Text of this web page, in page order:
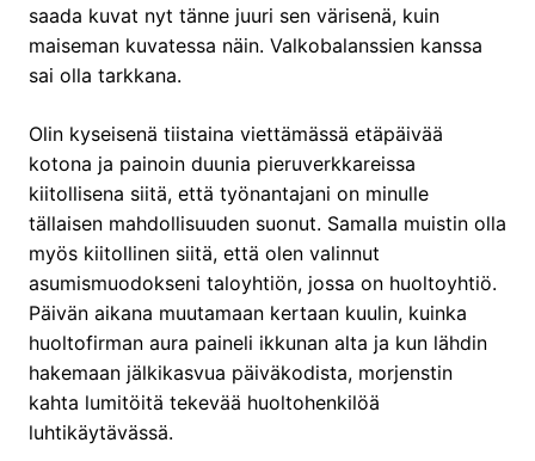
saada kuvat nyt tänne juuri sen värisenä, kuin
maiseman kuvatessa näin. Valkobalanssien kanssa
sai olla tarkkana.
Olin kyseisenä tiistaina viettämässä etäpäivää
kotona ja painoin duunia pieruverkkareissa
kiitollisena siitä, että työnantajani on minulle
tällaisen mahdollisuuden suonut. Samalla muistin olla
myös kiitollinen siitä, että olen valinnut
asumismuodokseni taloyhtiön, jossa on huoltoyhtiö.
Päivän aikana muutamaan kertaan kuulin, kuinka
huoltofirman aura paineli ikkunan alta ja kun lähdin
hakemaan jälkikasvua päiväkodista, morjenstin
kahta lumitöitä tekevää huoltohenkilöä
luhtikäytävässä.